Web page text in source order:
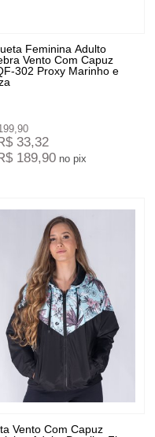
Feminina Adulto
Vento Com Capuz
302 Proxy Marinho e
33,32
189,90 no pix
Vento Com Capuz